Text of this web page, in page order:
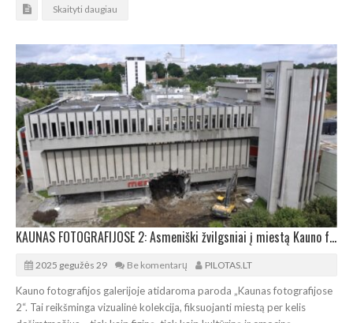
Skaityti daugiau
KAUNAS FOTOGRAFIJOSE 2: Asmeniški žvilgsniai į miestą Kauno fotografijos galerijoje
2025 gegužės 29 Be komentarų PILOTAS.LT
Kauno fotografijos galerijoje atidaroma paroda „Kaunas fotografijose
2“. Tai reikšminga vizualinė kolekcija, fiksuojanti miestą per kelis